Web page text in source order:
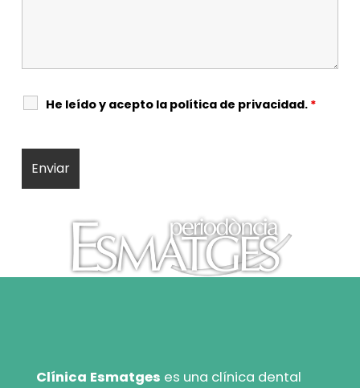
He leído y acepto la política de privacidad. *
Clínica Esmatges es una clínica dental